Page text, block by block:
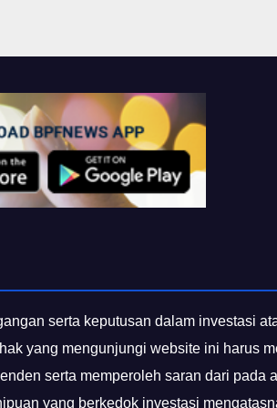
serta keputusan dalam investasi
yang mengunjungi website ini harus
serta memperoleh saran dari pada
yang berkedok investasi